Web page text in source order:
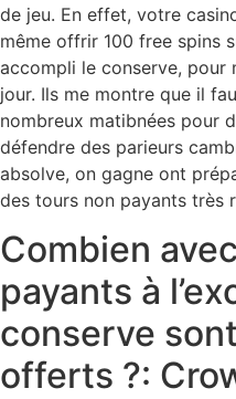
de jeu. En effet, votre
même offrir 100 free spins
accompli le conserve, pour
jour. Ils me montre que il
nombreux matibnées pour
défendre des parieurs
absolve, on gagne ont
des tours non payants très
Combien
payants à
conserve
offerts ?: